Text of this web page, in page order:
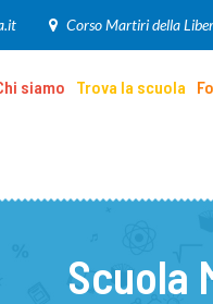
Corso Martiri della
siamo Trova la scuola
Scuola